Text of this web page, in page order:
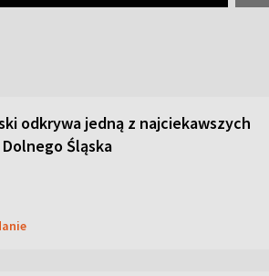
odkrywa jedną z najciekawszych
Śląska